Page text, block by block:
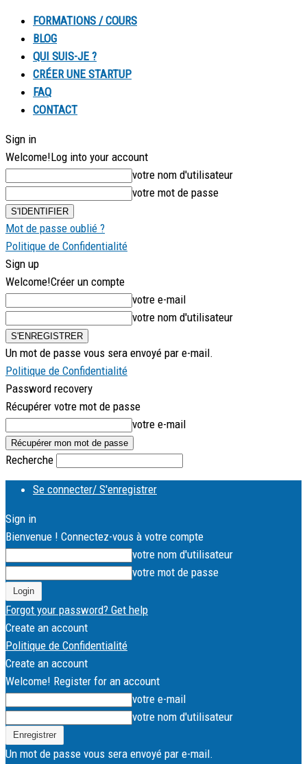
FORMATIONS / COURS
BLOG
QUI SUIS-JE ?
CRÉER UNE STARTUP
FAQ
CONTACT
Sign in
Welcome!Log into your account
votre nom d'utilisateur
votre mot de passe
Mot de passe oublié ?
Politique de Confidentialité
Sign up
Welcome!Créer un compte
votre e-mail
votre nom d'utilisateur
Un mot de passe vous sera envoyé par e-mail.
Politique de Confidentialité
Password recovery
Récupérer votre mot de passe
votre e-mail
Recherche
Se connecter/ S'enregistrer
Sign in
Bienvenue ! Connectez-vous à votre compte
votre nom d'utilisateur
votre mot de passe
Forgot your password? Get help
Create an account
Politique de Confidentialité
Create an account
Welcome! Register for an account
votre e-mail
votre nom d'utilisateur
Un mot de passe vous sera envoyé par e-mail.